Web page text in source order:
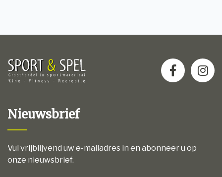
Nieuwsbrief
Vul vrijblijvend uw e-mailadres in en abonneer u op
onze nieuwsbrief.